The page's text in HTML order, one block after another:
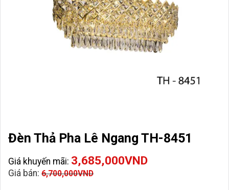
Đèn Thả Pha Lê Ngang TH-8451
Giá khuyến mãi: 3,685,000VND
Giá bán: 6,700,000VND